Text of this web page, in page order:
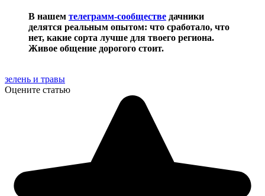
В нашем телеграмм-сообществе дачники
делятся реальным опытом: что сработало, что
нет, какие сорта лучше для твоего региона.
Живое общение дорогого стоит.
зелень и травы
Оцените статью